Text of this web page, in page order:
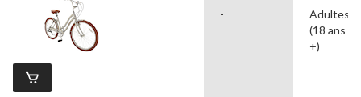
-
Adultes
(18 ans et
+)